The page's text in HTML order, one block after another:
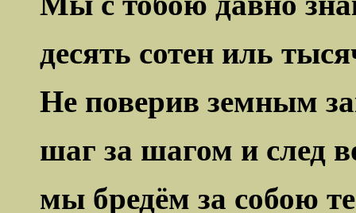
десять сотен иль
Не поверив земным
шаг за шагом и след
мы бредём за собою